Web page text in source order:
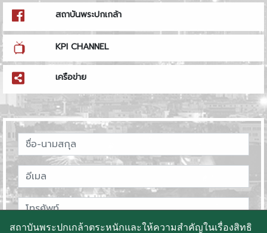
สถาบันพระปกเกล้า
KPI CHANNEL
เครือข่าย
สถาบันพระปกเกล้าตระหนักและให้ความสำคัญในเรื่องสิทธิ